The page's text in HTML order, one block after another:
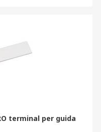
terminal per guida